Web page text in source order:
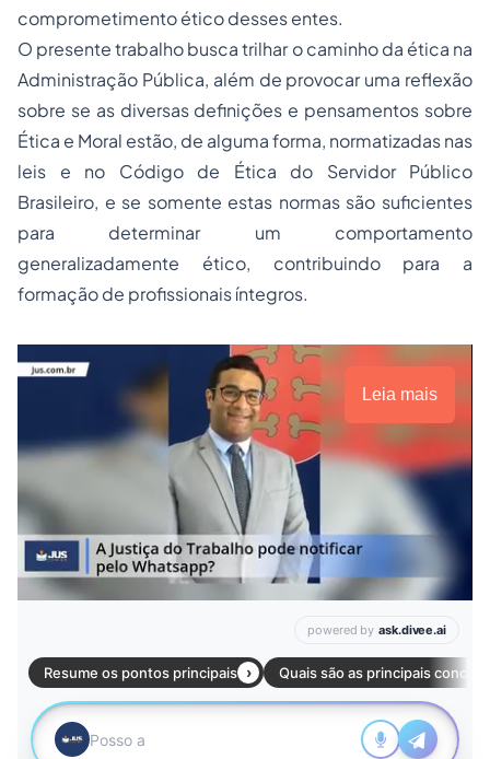
comprometimento ético desses entes.
O presente trabalho busca trilhar o caminho da ética na
Administração Pública, além de provocar uma reflexão
sobre se as diversas definições e pensamentos sobre
Ética e Moral estão, de alguma forma, normatizadas nas
leis e no Código de Ética do Servidor Público
Brasileiro, e se somente estas normas são suficientes
para determinar um comportamento
generalizadamente ético, contribuindo para a
formação de profissionais íntegros.
Leia mais